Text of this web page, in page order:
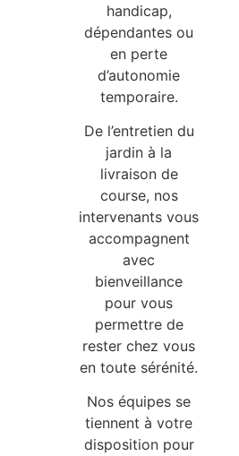
handicap,
dépendantes ou
en perte
d’autonomie
temporaire.
De l’entretien du
jardin à la
livraison de
course, nos
intervenants vous
accompagnent
avec
bienveillance
pour vous
permettre de
rester chez vous
en toute sérénité.
Nos équipes se
tiennent à votre
disposition pour